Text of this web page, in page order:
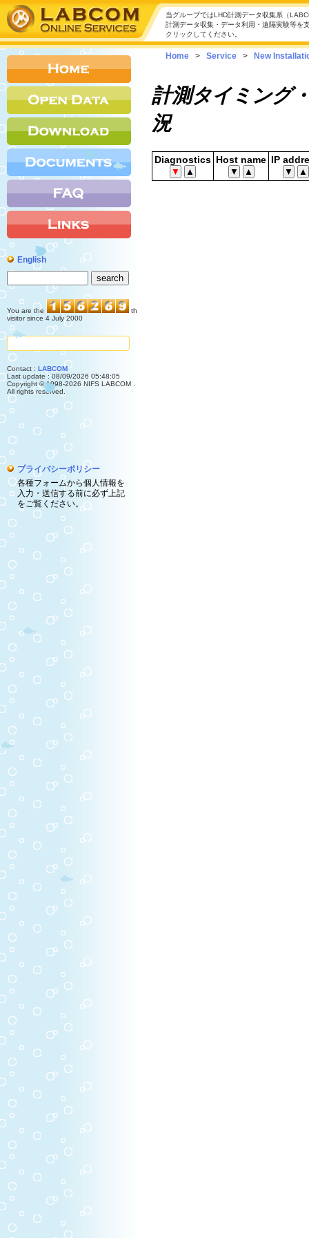
当グループではLHD計測データ収集系（
計測データ収集・データ利用・遠隔実験等を
クリックしてください。
English
You are the
th
visitor since 4 July 2000
Contact : LABCOM
Last update : 08/09/2026 05:48:05
Copyright © 1998-2026 NIFS LABCOM .
All rights reserved.
プライバシーポリシー
各種フォームから個人情報を
入力・送信する前に必ず上記
をご覧ください。
Home > Service > New
計測タイミング
況
Diagnostics Host name IP